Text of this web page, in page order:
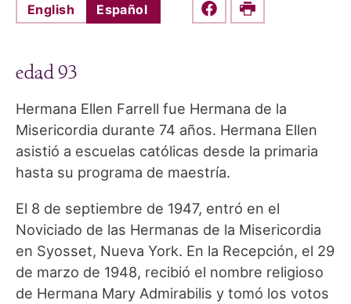
English Español Share this on Facebook
Print
edad 93
Hermana Ellen Farrell fue Hermana de la
Misericordia durante 74 años. Hermana Ellen
asistió a escuelas católicas desde la primaria
hasta su programa de maestría.
El 8 de septiembre de 1947, entró en el
Noviciado de las Hermanas de la Misericordia
en Syosset, Nueva York. En la Recepción, el 29
de marzo de 1948, recibió el nombre religioso
de Hermana Mary Admirabilis y tomó los votos